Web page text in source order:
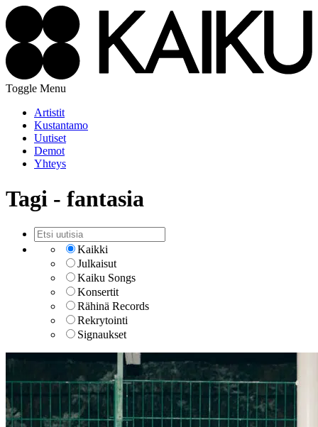
Toggle Menu
Artistit
Kustantamo
Uutiset
Demot
Yhteys
Tagi - fantasia
Kaikki
Julkaisut
Kaiku Songs
Konsertit
Rähinä Records
Rekrytointi
Signaukset